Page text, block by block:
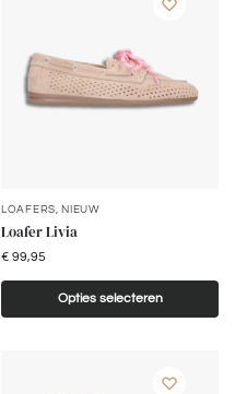
LOAFERS, NIEUW
Loafer Livia
€ 99,95
Opties selecteren